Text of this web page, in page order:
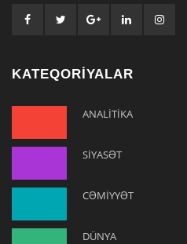
KATEQORİYALAR
ANALİTİKA
SİYASƏT
CƏMİYYƏT
DÜNYA